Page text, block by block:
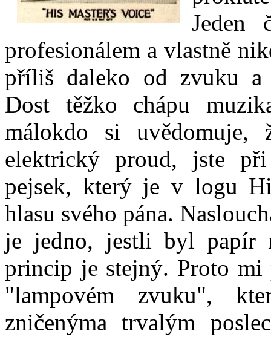
Jeden
profesionálem a vlastně
příliš daleko od zvuku a
Dost těžko chápu
málokdo si
elektrický proud, jste
pejsek, který je v logu
hlasu svého pána.
je jedno, jestli byl papír
princip je stejný. Proto mi
"lampovém zvuku",
zničenýma trvalým